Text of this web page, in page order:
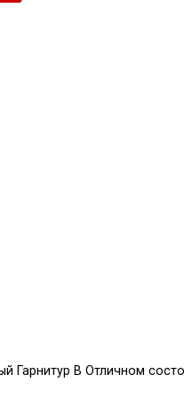
Гарнитур В Отличном